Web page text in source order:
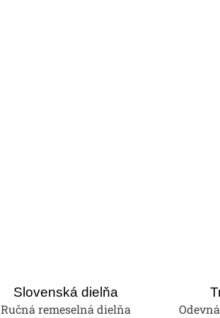
Slovenská dielňa
Ručná remeselná dielňa